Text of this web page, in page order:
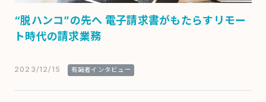
“脱ハンコ”の先へ 電子請求書がもたらすリモー
ト時代の請求業務
2023/12/15 有識者インタビュー